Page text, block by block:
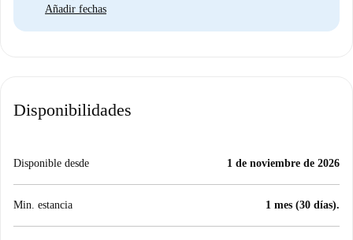
Añadir fechas
Disponibilidades
Disponible desde 1 de noviembre de 2026
Min. estancia 1 mes (30 días).